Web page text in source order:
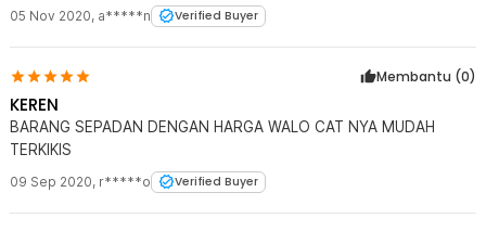
05 Nov 2020, a*****n Verified Buyer
Membantu (0)
KEREN
BARANG SEPADAN DENGAN HARGA WALO CAT NYA MUDAH
TERKIKIS
09 Sep 2020, r*****o Verified Buyer